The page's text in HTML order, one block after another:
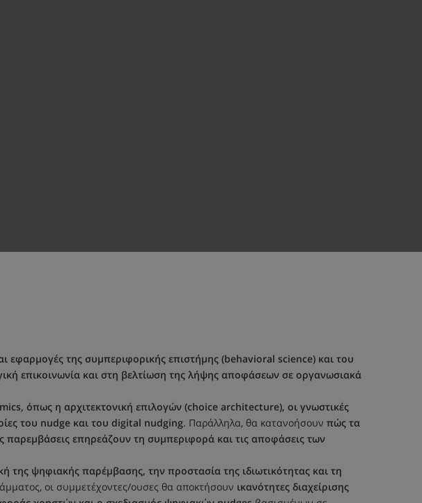
εφαρμογές της συμπεριφορικής επιστήμης (behavioral science) και του
επικοινωνία και στη βελτίωση της λήψης αποφάσεων σε οργανωσιακά
όπως η αρχιτεκτονική επιλογών (choice architecture), οι γνωστικές
του nudge και του digital nudging. Παράλληλα, θα κατανοήσουν πώς τα
επηρεάζουν τη συμπεριφορά και τις αποφάσεις των
της ψηφιακής παρέμβασης, την προστασία της ιδιωτικότητας και τη
οι συμμετέχοντες/ουσες θα αποκτήσουν ικανότητες διαχείρισης